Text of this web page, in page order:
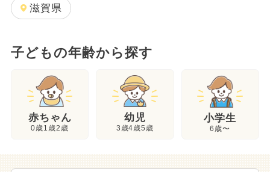
滋賀県
子どもの年齢から探す
赤ちゃん
0歳1歳2歳
幼児
3歳4歳5歳
小学生
6歳〜